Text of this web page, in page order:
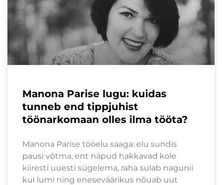
Manona Parise lugu: kuidas
tunneb end tippjuhist
töönarkomaan olles ilma tööta?
Manona Parise tööelu saaga: elu sundis
pausi võtma, ent näpud hakkavad kole
kiiresti uuesti sügelema, raha sulab nagunii
kui lumi ning eneseväärikus nõuab uut